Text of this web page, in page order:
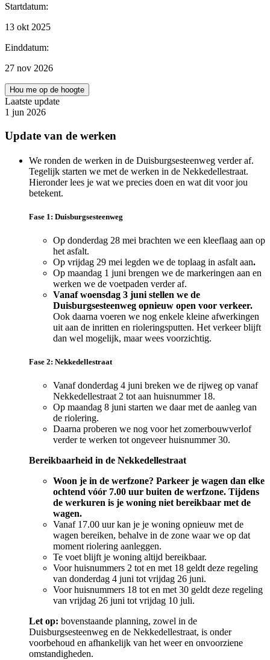
Startdatum:
13 okt 2025
Einddatum:
27 nov 2026
Hou me op de hoogte
Laatste update
1 jun 2026
Update van de werken
We ronden de werken in de Duisburgsesteenweg verder af.
Tegelijk starten we met de werken in de Nekkedellestraat.
Hieronder lees je wat we precies doen en wat dit voor jou
betekent.
Fase 1: Duisburgsesteenweg
Op donderdag 28 mei brachten we een kleeflaag aan op
het asfalt.
Op vrijdag 29 mei legden we de toplaag in asfalt aan.
Op maandag 1 juni brengen we de markeringen aan en
werken we de voetpaden verder af.
Vanaf woensdag 3 juni stellen we de
Duisburgsesteenweg opnieuw open voor verkeer.
Ook daarna voeren we nog enkele kleine afwerkingen
uit aan de inritten en rioleringsputten. Het verkeer blijft
dan wel mogelijk, maar wees voorzichtig.
Fase 2: Nekkedellestraat
Vanaf donderdag 4 juni breken we de rijweg op vanaf
Nekkedellestraat 2 tot aan huisnummer 18.
Op maandag 8 juni starten we daar met de aanleg van
de riolering.
Daarna proberen we nog voor het zomerbouwverlof
verder te werken tot ongeveer huisnummer 30.
Bereikbaarheid in de Nekkedellestraat
Woon je in de werfzone? Parkeer je wagen dan elke
ochtend vóór 7.00 uur buiten de werfzone. Tijdens
de werkuren is je woning niet bereikbaar met de
wagen.
Vanaf 17.00 uur kan je je woning opnieuw met de
wagen bereiken, behalve in de zone waar we op dat
moment riolering aanleggen.
Te voet blijft je woning altijd bereikbaar.
Voor huisnummers 2 tot en met 18 geldt deze regeling
van donderdag 4 juni tot vrijdag 26 juni.
Voor huisnummers 18 tot en met 30 geldt deze regeling
van vrijdag 26 juni tot vrijdag 10 juli.
Let op: bovenstaande planning, zowel in de
Duisburgsesteenweg en de Nekkedellestraat, is onder
voorbehoud en afhankelijk van het weer en onvoorziene
omstandigheden.